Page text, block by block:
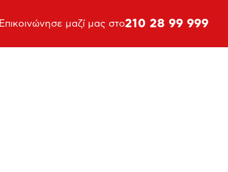
Επικοινώνησε μαζί μας στο210 28 99 999